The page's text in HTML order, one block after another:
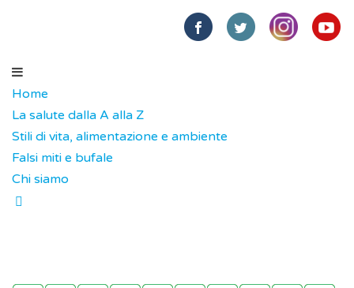
Home
La salute dalla A alla Z
Stili di vita, alimentazione e ambiente
Falsi miti e bufale
Chi siamo